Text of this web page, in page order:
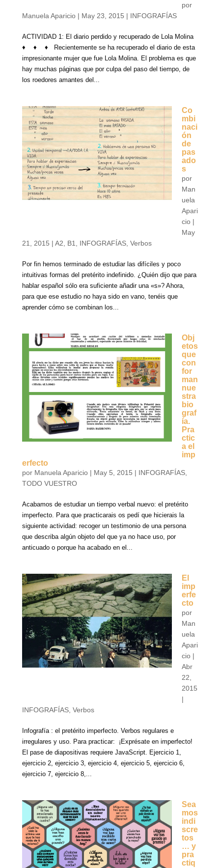
por
Manuela Aparicio| May 23, 2015 | INFOGRAFÍAS
ACTIVIDAD 1: El diario perdido y recuperado de Lola Molina
♦ ♦ ♦ Recientemente se ha recuperado el diario de esta
impresionante mujer que fue Lola Molina. El problema es que
hay muchas páginas que por culpa del paso del tiempo, de
los roedores amantes del...
Co
mbi
naci
ón
de
pas
ado
s
por
Man
uela
Apari
cio|
May
21, 2015 | A2 B1 INFOGRAFÍAS, Verbos
Por fin hemos terminado de estudiar las difíciles y poco
intuitivas formas del pretérito indefinido. ¿Quién dijo que para
hablar español sólo era suficiente añadir una «s»? Ahora,
para que ese estudio no haya sido en vano, tenéis que
aprender cómo se combinan los...
Obj
etos
que
con
for
man
nue
stra
bio
graf
ía.
Pra
ctic
a el
imp
erfecto
por Manuela Aparicio| May 5, 2015 | INFOGRAFÍAS,
TODO VUESTRO
Acabamos de estudiar un tiempo verbal nuevo: el pretérito
imperfecto. Para que practicarais os pedí que hicierais la
siguiente actividad: recoger un testimonio de una persona
que describa algún objeto del que ya no hace uso, por
anticuado o porque ha acabado en el...
El
imp
erfe
cto
por
Man
uela
Apari
cio|
Abr
22,
2015
|
INFOGRAFÍAS, Verbos
Infografía : el pretérito imperfecto. Verbos regulares e
irregulares y uso. Para practicar: ¡Exprésate en imperfecto!
El pase de diapositivas requiere JavaScript. Ejercicio 1,
ejercicio 2, ejercicio 3, ejercicio 4, ejercicio 5, ejercicio 6,
ejercicio 7, ejercicio 8,...
Sea
mos
indi
scre
tos
… y
pra
ctiq